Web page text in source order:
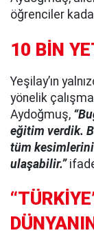
öğrenciler
10 BİN
Yeşilay’ın
yönelik
Aydoğmuş,
eğitim verdik.
tüm
ulaşabilir.”